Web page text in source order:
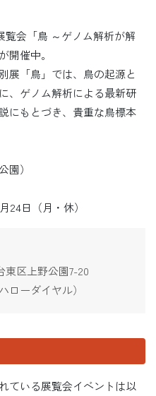
覧会「鳥 ～ゲノム解析が解
開催中。
展「鳥」では、鳥の起源と
、ゲノム解析による最新研
にもとづき、貴重な鳥標本
）
24日（月・休）
東区上野公園7-20
ローダイヤル）
ている展覧会イベントは以